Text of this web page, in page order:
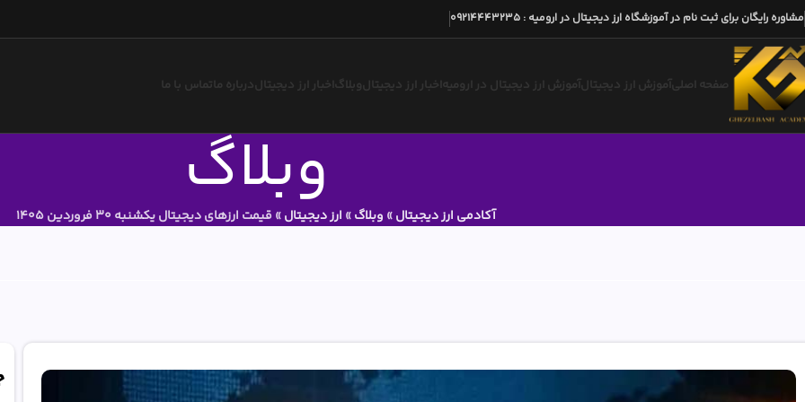
مشاوره رایگان برای ثبت نام در آموزشگاه ارز دیجیتال در ارومیه :
09214443235
صفحه اصلیآموزش ارز دیجیتالآموزش ارز دیجیتال در ارومیه اخبار ارز دیجیتالوبلاگ اخبار ارز دیجیتالدرباره ماتماس با ما
وبلاگ آکادمی ارز دیجیتال» وبلاگ» ارز دیجیتال» ‌‏قیمت ارزهای دیجیتال یکشنبه‌ 30 فروردین 1405